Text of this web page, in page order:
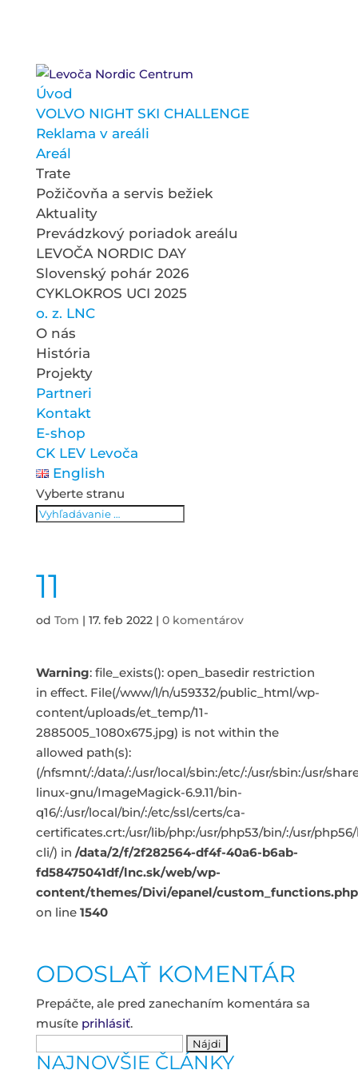
Úvod
VOLVO NIGHT SKI CHALLENGE
Reklama v areáli
Areál
Trate
Požičovňa a servis bežiek
Aktuality
Prevádzkový poriadok areálu
LEVOČA NORDIC DAY
Slovenský pohár 2026
CYKLOKROS UCI 2025
o. z. LNC
O nás
História
Projekty
Partneri
Kontakt
E-shop
CK LEV Levoča
English
Vyberte stranu
11
od Tom | 17. feb 2022| 0 komentárov
Warning: file_exists(): open_basedir restriction
in effect. File(/www/l/n/u59332/public_html/wp-
content/uploads/et_temp/11-
2885005_1080x675.jpg) is not within the
allowed path(s):
(/nfsmnt/:/data/:/usr/local/sbin:/etc/:/usr/sbin:/usr/
linux-gnu/ImageMagick-6.9.11/bin-
q16/:/usr/local/bin/:/etc/ssl/certs/ca-
certificates.crt:/usr/lib/php:/usr/php53/bin/:/usr/
cli/) in /data/2/f/2f282564-df4f-40a6-b6ab-
fd58475041df/lnc.sk/web/wp-
content/themes/Divi/epanel/custom_functions.php
on line 1540
ODOSLAŤ KOMENTÁR
Prepáčte, ale pred zanechaním komentára sa
musíte prihlásiť.
NAJNOVŠIE ČLÁNKY